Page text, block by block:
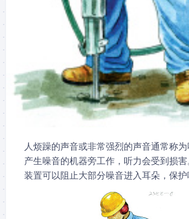
人烦躁的声音或非常强烈的声音通常称
产生噪音的机器旁工作，听力会受到损
装置可以阻止大部分噪音进入耳朵，保护